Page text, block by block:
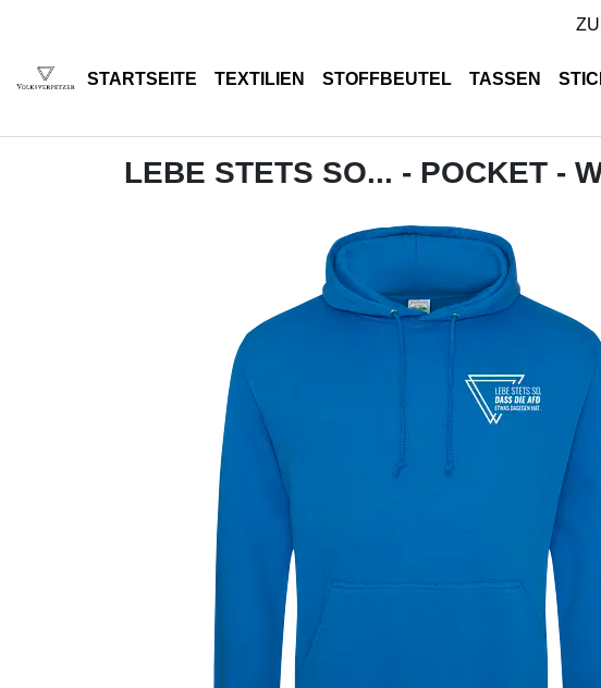
STARTSEITE TEXTILIEN STOFFBEUTEL TASSEN
LEBE STETS SO... - POCKET -